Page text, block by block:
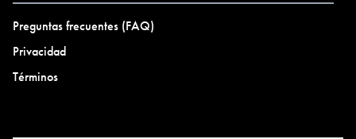
Preguntas frecuentes (FAQ)
Privacidad
Términos